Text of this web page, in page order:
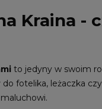
Kraina -
to jedyny w swoim
do fotelika, leżaczka